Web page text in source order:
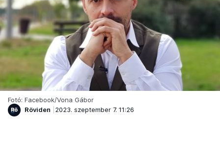
Fotó: Facebook/Vona Gábor
Röviden
2023. szeptember 7. 11:26